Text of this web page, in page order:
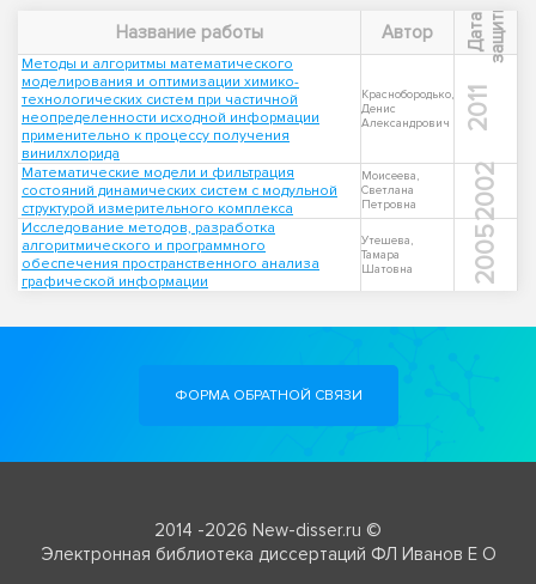
Название работы Автор Д
а
т
а
з
а
щ
и
т ы
Методы и алгоритмы математического
моделирования и оптимизации химико-
технологических систем при частичной
неопределенности исходной информации
применительно к процессу получения
винилхлорида
Краснобородько,
Денис
Александрович
2011
Математические модели и фильтрация
состояний динамических систем с модульной
структурой измерительного комплекса
Моисеева,
Светлана
Петровна
2002
Исследование методов, разработка
алгоритмического и программного
обеспечения пространственного анализа
графической информации
Утешева,
Тамара
Шатовна
2005
ФОРМА ОБРАТНОЙ СВЯЗИ
2014 -2026 New-disser.ru ©
Электронная библиотека диссертаций ФЛ Иванов Е О